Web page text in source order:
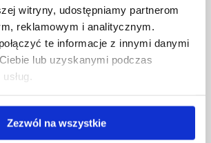
witryny, udostępniamy partnerom
reklamowym i analitycznym.
te informacje z innymi danymi
lub uzyskanymi podczas
Zezwól na wszystkie
przez UE